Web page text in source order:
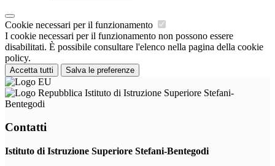
Cookie necessari per il funzionamento
I cookie necessari per il funzionamento non possono essere
disabilitati. È possibile consultare l'elenco nella pagina della cookie
policy.
Accetta tutti Salva le preferenze
Istituto di Istruzione Superiore Stefani-
Bentegodi
Contatti
Istituto di Istruzione Superiore Stefani-Bentegodi